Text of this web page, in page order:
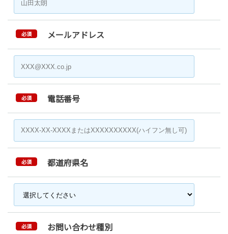
必須 メールアドレス
必須 電話番号
必須 都道府県名
必須 お問い合わせ種別